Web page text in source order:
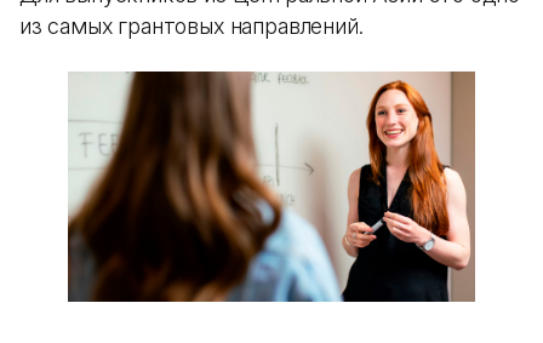
из самых грантовых направлений.